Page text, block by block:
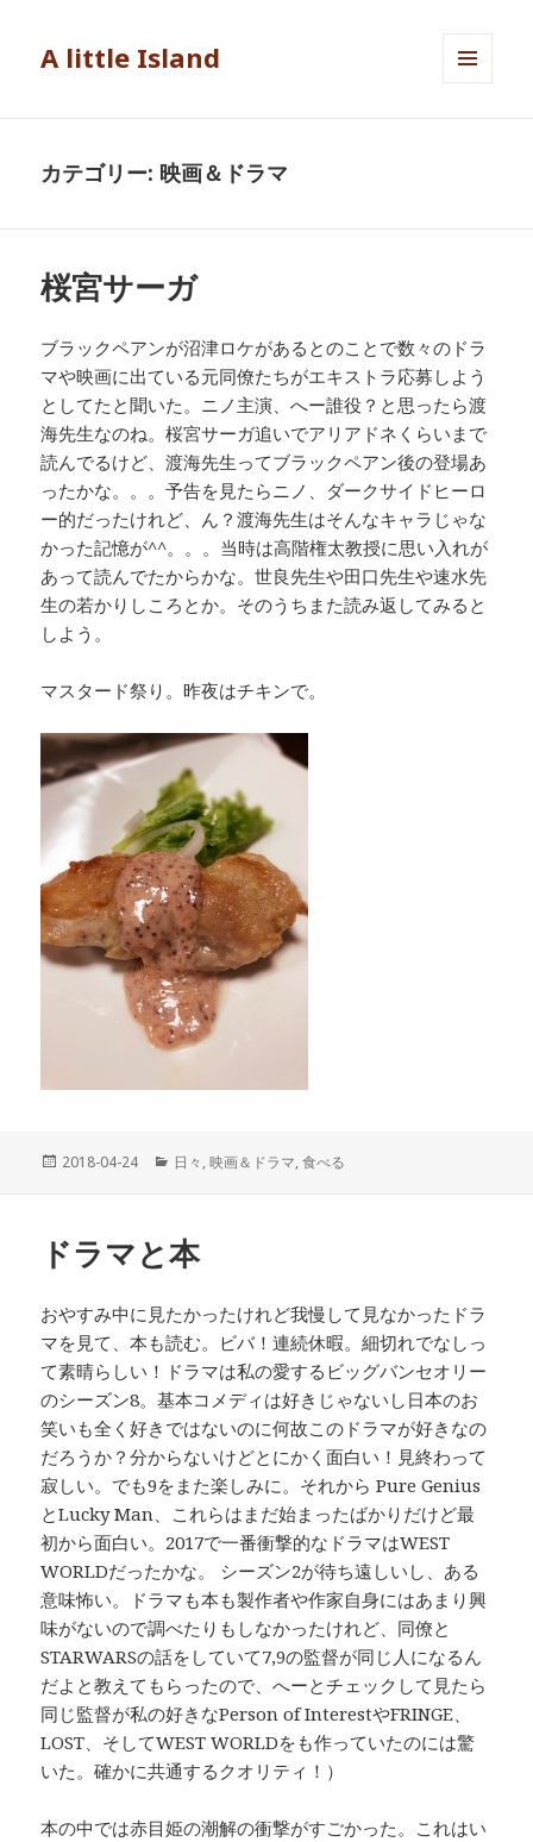
A little Island
カテゴリー: 映画＆ドラマ
桜宮サーガ
ブラックペアンが沼津ロケがあるとのことで数々のドラ
マや映画に出ている元同僚たちがエキストラ応募しよう
としてたと聞いた。ニノ主演、へー誰役？と思ったら渡
海先生なのね。桜宮サーガ追いでアリアドネくらいまで
読んでるけど、渡海先生ってブラックペアン後の登場あ
ったかな。。。予告を見たらニノ、ダークサイドヒーロ
ー的だったけれど、ん？渡海先生はそんなキャラじゃな
かった記憶が^^。。。当時は高階権太教授に思い入れが
あって読んでたからかな。世良先生や田口先生や速水先
生の若かりしころとか。そのうちまた読み返してみると
しよう。
マスタード祭り。昨夜はチキンで。
投
2018-04-24
カ
ー
日々 ,映画＆ドラマ,食べる
ドラマと本
おやすみ中に見たかったけれど我慢して見なかったドラ
マを見て、本も読む。ビバ！連続休暇。細切れでなしっ
て素晴らしい！ドラマは私の愛するビッグバンセオリー
のシーズン8。基本コメディは好きじゃないし日本のお
笑いも全く好きではないのに何故このドラマが好きなの
だろうか？分からないけどとにかく面白い！見終わって
寂しい。でも9をまた楽しみに。それから Pure Genius
とLucky Man、これらはまだ始まったばかりだけど最
初から面白い。2017で一番衝撃的なドラマはWEST
WORLDだったかな。 シーズン2が待ち遠しいし、ある
意味怖い。ドラマも本も製作者や作家自身にはあまり興
味がないので調べたりもしなかったけれど、同僚と
STARWARSの話をしていて7,9の監督が同じ人になるん
だよと教えてもらったので、へーとチェックして見たら
同じ監督が私の好きなPerson of InterestやFRINGE、
LOST、そしてWEST WORLDをも作っていたのには驚
いた。確かに共通するクオリティ！）
本の中では赤目姫の潮解の衝撃がすごかった。これはい